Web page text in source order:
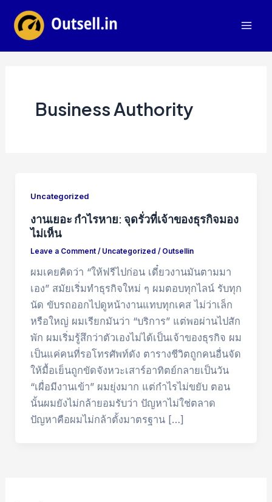
content
Business Authority
Uncategorized
งานเยอะ กำไรหาย: จุดรั่วที่เจ้าของธุรกิจมอง
ไม่เห็น
Leave a Comment / Uncategorized / Outsellin
ผมเคยคิดว่า “ให้ฟรีไปก่อน เดี๋ยวงานมันตามมา
เอง” สมัยเริ่มทำธุรกิจใหม่ ๆ ผมตอบทุกไลน์ รับทุก
นัด ขับรถออกไปดูหน้างานแทบทุกเคส ไม่ว่าเล็ก
หรือใหญ่ ผมเรียกมันว่า “บริการ” แต่พอผ่านไปสัก
พัก ผมเริ่มรู้สึกว่าตัวเองไม่ได้เป็นเจ้าของธุรกิจ ผม
เป็นแค่คนที่รอโทรศัพท์ดัง ตารางชีวิตถูกคนอื่นจัด
ให้มื้อเย็นถูกขัดจังหวะเสาร์อาทิตย์กลายเป็นวัน
“เผื่อมีงานเข้า” ผมยุ่งมาก แต่กำไรไม่ขยับ ตอน
นั้นผมยังไม่กล้ายอมรับว่า ปัญหาไม่ใช่ตลาด
ปัญหาคือผมไม่กล้าตั้งมาตรฐาน […]